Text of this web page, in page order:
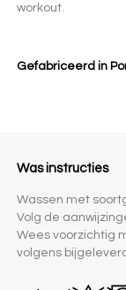
workout.
Gefabriceerd in
Was instructies
Wassen met
Volg de
Wees voorzichtig
volgens